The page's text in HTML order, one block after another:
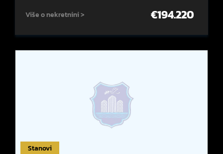
Više o nekretnini > €194.220
Stanovi